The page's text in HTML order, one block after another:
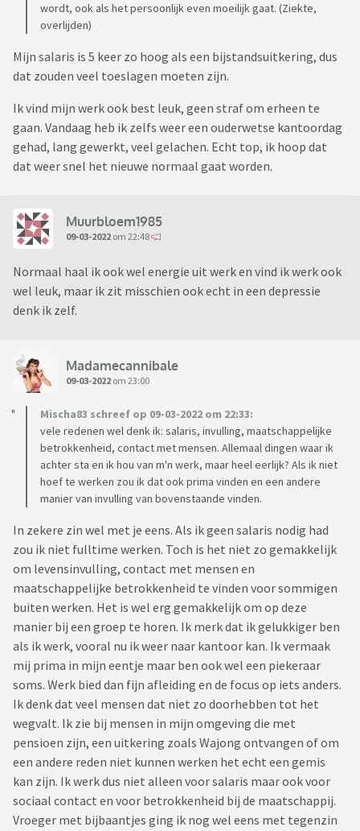
wordt, ook als het persoonlijk even moeilijk gaat. (Ziekte,
overlijden)
Mijn salaris is 5 keer zo hoog als een bijstandsuitkering, dus
dat zouden veel toeslagen moeten zijn.
Ik vind mijn werk ook best leuk, geen straf om erheen te
gaan. Vandaag heb ik zelfs weer een ouderwetse kantoordag
gehad, lang gewerkt, veel gelachen. Echt top, ik hoop dat
dat weer snel het nieuwe normaal gaat worden.
Muurbloem1985
09-03-2022 om 22:48
Normaal haal ik ook wel energie uit werk en vind ik werk ook
wel leuk, maar ik zit misschien ook echt in een depressie
denk ik zelf.
Madamecannibale
09-03-2022 om 23:00
Mischa83 schreef op 09-03-2022 om 22:33:
vele redenen wel denk ik: salaris, invulling, maatschappelijke
betrokkenheid, contact met mensen. Allemaal dingen waar ik
achter sta en ik hou van m'n werk, maar heel eerlijk? Als ik niet
hoef te werken zou ik dat ook prima vinden en een andere
manier van invulling van bovenstaande vinden.
In zekere zin wel met je eens. Als ik geen salaris nodig had
zou ik niet fulltime werken. Toch is het niet zo gemakkelijk
om levensinvulling, contact met mensen en
maatschappelijke betrokkenheid te vinden voor sommigen
buiten werken. Het is wel erg gemakkelijk om op deze
manier bij een groep te horen. Ik merk dat ik gelukkiger ben
als ik werk, vooral nu ik weer naar kantoor kan. Ik vermaak
mij prima in mijn eentje maar ben ook wel een piekeraar
soms. Werk bied dan fijn afleiding en de focus op iets anders.
Ik denk dat veel mensen dat niet zo doorhebben tot het
wegvalt. Ik zie bij mensen in mijn omgeving die met
pensioen zijn, een uitkering zoals Wajong ontvangen of om
een andere reden niet kunnen werken het echt een gemis
kan zijn. Ik werk dus niet alleen voor salaris maar ook voor
sociaal contact en voor betrokkenheid bij de maatschappij.
Vroeger met bijbaantjes ging ik nog wel eens met tegenzin